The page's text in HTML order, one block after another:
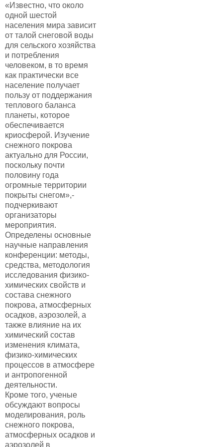
«Известно, что около
одной шестой
населения мира зависит
от талой снеговой воды
для сельского хозяйства
и потребления
человеком, в то время
как практически все
население получает
пользу от поддержания
теплового баланса
планеты, которое
обеспечивается
криосферой. Изучение
снежного покрова
актуально для России,
поскольку почти
половину года
огромные территории
покрыты снегом»,-
подчеркивают
организаторы
мероприятия.
Определены основные
научные направления
конференции: методы,
средства, методология
исследования физико-
химических свойств и
состава снежного
покрова, атмосферных
осадков, аэрозолей, а
также влияние на их
химический состав
изменения климата,
физико-химических
процессов в атмосфере
и антропогенной
деятельности.
Кроме того, ученые
обсуждают вопросы
моделирования, роль
снежного покрова,
атмосферных осадков и
аэрозолей в